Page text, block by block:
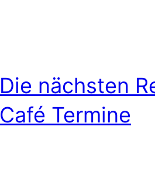
Die nächsten
Café Termine